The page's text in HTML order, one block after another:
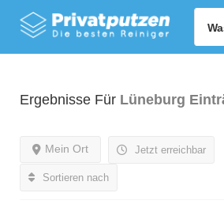
Ergebnisse Für Lüneburg
Jetzt erreichbar
Mein Ort
Sortieren nach